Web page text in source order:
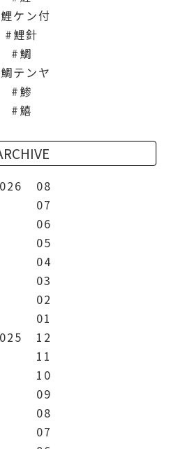
鯉ケン付
鯉針
鯛
鯛テンヤ
鯵
鱚
08
07
06
05
04
03
02
01
12
11
10
09
08
07